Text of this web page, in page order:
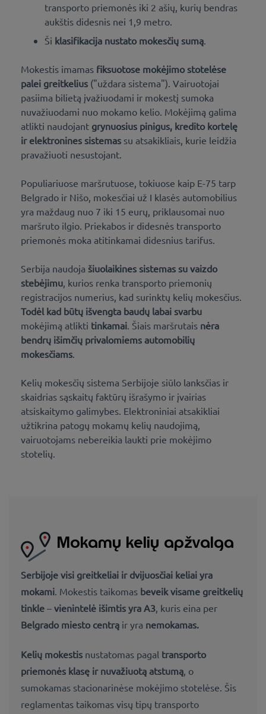
transporto priemonės iki 2 ašių, kurių bendras
aukštis didesnis nei 1,9 metro.
Ši klasifikacija nustato mokesčių sumą
Mokestis imamas fiksuotose mokėjimo stotelėse
palei greitkelius ("uždara sistema"). Vairuotojai
pasiima bilietą įvažiuodami ir mokestį sumoka
nuvažiuodami nuo mokamo kelio. Mokėjimą galima
atlikti naudojant grynuosius pinigus, kredito kortelę
ir elektronines sistemas su atsakikliais, kurie leidžia
pravažiuoti nesustojant.
Populiariuose maršrutuose, tokiuose kaip E-75 tarp
Belgrado ir Nišo, mokesčiai už I klasės automobilius
yra maždaug nuo 7 iki 15 eurų, priklausomai nuo
maršruto ilgio. Priekabos ir didesnės transporto
priemonės moka atitinkamai didesnius tarifus.
Serbija naudoja šiuolaikines sistemas su vaizdo
stebėjimu , kurios renka transporto priemonių
registracijos numerius, kad surinktų kelių mokesčius.
Todėl kad būtų išvengta baudų labai svarbu
mokėjimą atlikti tinkamai . Šiais maršrutais nėra
bendrų išimčių privalomiems automobilių
mokesčiams
Kelių mokesčių sistema Serbijoje siūlo lanksčias ir
skaidrias sąskaitų faktūrų išrašymo ir įvairias
atsiskaitymo galimybes. Elektroniniai atsakikliai
užtikrina patogų mokamų kelių naudojimą,
vairuotojams nebereikia laukti prie mokėjimo
stotelių.
Mokamų kelių apžvalga
Serbijoje visi greitkeliai ir dvijuosčiai keliai yra
mokami. Mokestis taikomas beveik visame greitkelių
tinkle – vienintelė išimtis yra A3, kuris eina per
Belgrado miesto centrą ir yra nemokamas.
Kelių mokestis nustatomas pagal transporto
priemonės klasę ir nuvažiuotą atstumą, o
sumokamas stacionarinėse mokėjimo stotelėse. Šis
reglamentas taikomas visų tipų transporto